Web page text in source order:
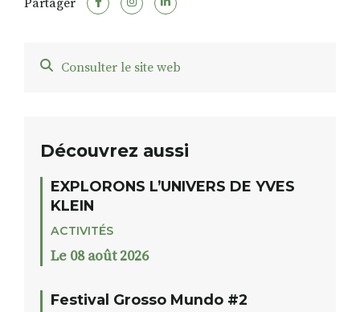
Partager
Consulter le site web
Découvrez aussi
EXPLORONS L’UNIVERS DE YVES
KLEIN
ACTIVITÉS
Le 08 août 2026
Festival Grosso Mundo #2